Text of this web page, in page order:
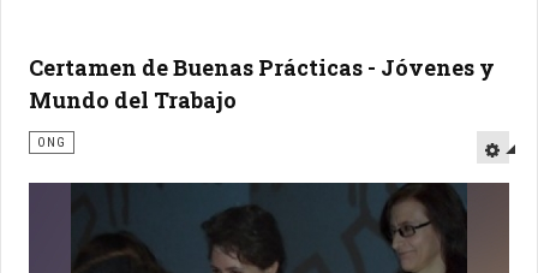
Certamen de Buenas Prácticas - Jóvenes y
Mundo del Trabajo
ONG